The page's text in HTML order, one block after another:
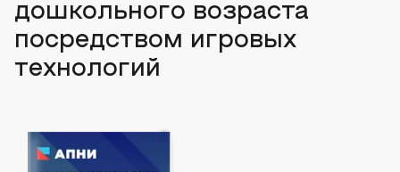
дошкольного возраста
посредством игровых
технологий